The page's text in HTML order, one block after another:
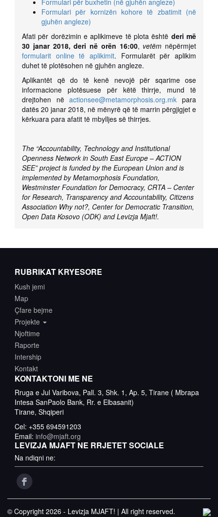
Formulari për buxhetin (në gjuhën angleze)
Formulari për kornizën kohore të zbatimit (në
gjuhën angleze)
Afati për dorëzimin e aplikimeve të plota është deri më
30 janar 2018, deri në orën 16:00, vetëm nëpërmjet
formularit online të aplikimit. Formularët për aplikim
duhet të plotësohen në gjuhën angleze.
Aplikantët që do të kenë nevojë për sqarime ose
informacione plotësuese për këtë thirrje, mund të
drejtohen nëactionsee@metamorphosis.org.mk para
datës 20 janar 2018, në mënyrë që të marrin përgjigjet e
kërkuara para afatit të mbylljes së thirrjes.
The “Accountability, Technology and Institutional
Openness Network in South East Europe – ACTION
SEE” project is funded by the European Union and is
implemented by Metamorphosis Foundation,
Westminster Foundation for Democracy, CRTA – Center
for Research, Transparency and Accountability, Citizens
Association Why not?, Center for Democratic Transition,
Open Data Kosovo (ODK) and Levizja Mjaft!.
RUBRIKAT KRYESORE
Kush jemi
Map
Çfare bejme
Projekte
Njoftime
Raporte
Intership
Kontakt
KONTAKTONI ME NE
Rruga e Jul Varibova, Pall. 3, Shk. 1, Ap. 5, Tirane ( Mbrapa
Intesa SanPaolo Bank, Rr. e Elbasanit)
Tirane, Shqiperi
Cel: +355 694591203
Email: info@mjaft.org
LEVIZJA MJAFT NE RRJETET SOCIALE
Na ndiqni ne:
© Copyright 2026 - Levizja MJAFT! | All right reserved.